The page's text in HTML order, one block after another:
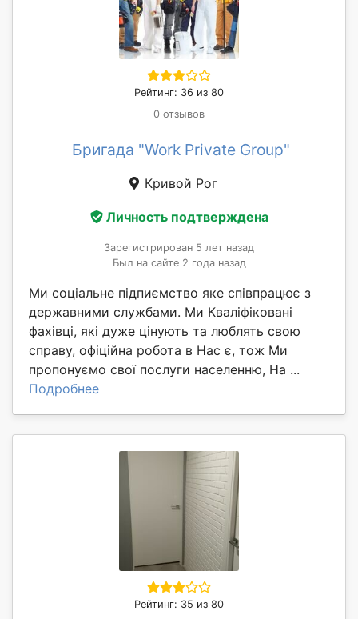
Рейтинг: 36 из 80
0 отзывов
Бригада "Work Private Group"
Кривой Рог
Личность подтверждена
Зарегистрирован 5 лет назад
Был на сайте 2 года назад
Ми соціальне підпиємство яке співпрацює з
державними службами. Ми Кваліфіковані
фахівці, які дуже цінують та люблять свою
справу, офіційна робота в Нас є, тож Ми
пропонуємо свої послуги населенню, На ...
Подробнее
Рейтинг: 35 из 80